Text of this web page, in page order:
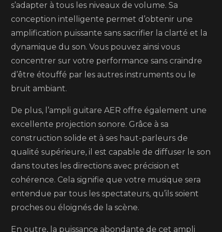
s’adapter à tous les niveaux de volume. Sa
conception intelligente permet d’obtenir une
amplification puissante sans sacrifier la clarté et la
dynamique du son. Vous pouvez ainsi vous
concentrer sur votre performance sans craindre
d’être étouffé par les autres instruments ou le
bruit ambiant.
De plus, l’ampli guitare AER offre également une
excellente projection sonore. Grâce à sa
construction solide et à ses haut-parleurs de
qualité supérieure, il est capable de diffuser le son
dans toutes les directions avec précision et
cohérence. Cela signifie que votre musique sera
entendue par tous les spectateurs, qu’ils soient
proches ou éloignés de la scène.
En outre, la puissance abondante de cet ampli